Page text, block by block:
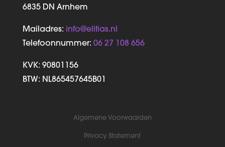
6835 DN Arnhem
Mailadres: info@elitias.nl
Telefoonnummer: 06 27 108 656
KVK: 90801156
BTW: NL865457645B01
Algemene Voorwaarden
Privacy Statement